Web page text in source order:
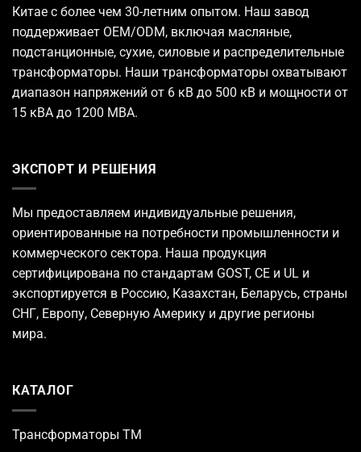
Китае с более чем 30-летним опытом. Наш завод
поддерживает OEM/ODM, включая масляные,
подстанционные, сухие, силовые и распределительные
трансформаторы. Наши трансформаторы охватывают
диапазон напряжений от 6 кВ до 500 кВ и мощности от
15 кВА до 1200 МВА.
ЭКСПОРТ И РЕШЕНИЯ
Мы предоставляем индивидуальные решения,
ориентированные на потребности промышленности и
коммерческого сектора. Наша продукция
сертифицирована по стандартам GOST, CE и UL и
экспортируется в Россию, Казахстан, Беларусь, страны
СНГ, Европу, Северную Америку и другие регионы
мира.
КАТАЛОГ
Трансформаторы TM